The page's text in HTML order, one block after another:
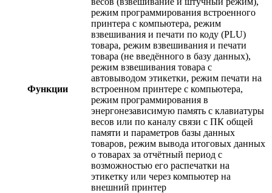
Функции
режим программирования встроенного
принтера с компьютера, режим
взвешивания и печати по коду (PLU)
товара, режим взвешивания и печати
товара (не введённого в базу данных),
режим взвешивания товара с
автовыводом этикетки, режим печати на
встроенном принтере с компьютера,
режим программирования в
энергонезависимую память с клавиатуры
весов или по каналу связи с ПК общей
памяти и параметров базы данных
товаров, режим вывода итоговых данных
о товарах за отчётный период с
возможностью его распечатки на
этикетку или через компьютер на
внешний принтер